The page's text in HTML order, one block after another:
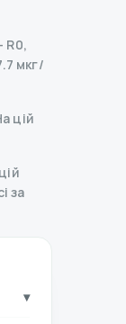
R0,
мкг/
цій
за
▾